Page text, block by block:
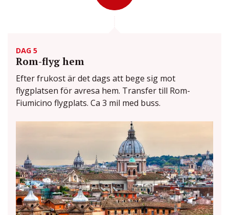
DAG 5
Rom-flyg hem
Efter frukost är det dags att bege sig mot
flygplatsen för avresa hem. Transfer till Rom-
Fiumicino flygplats. Ca 3 mil med buss.